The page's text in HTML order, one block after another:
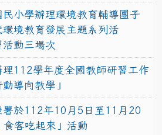
小學辦理環境教育輔導團子
境教育發展主題系列活
動三場次
理112學年度全國教師研習工作
導向教學」
署於112年10月5日至11月20
客吃起來」活動